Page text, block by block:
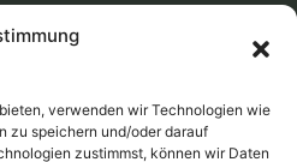
verwenden wir Technologien wie
zu speichern und/oder darauf
zustimmst, können wir Daten